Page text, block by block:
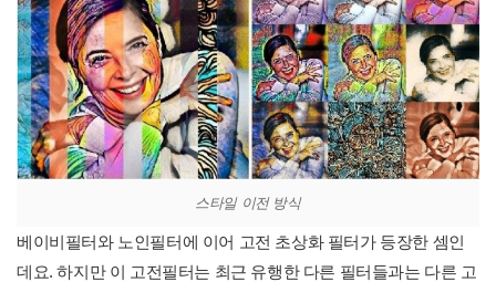
스타일 이전 방식
베이비필터와 노인필터에 이어 고전 초상화 필터가 등장한 셈인
데요. 하지만 이 고전필터는 최근 유행한 다른 필터들과는 다른 고